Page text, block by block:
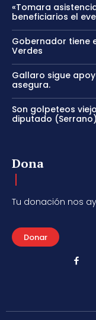
«Tomara
beneficiarios el
Gobernador tiene
Verdes
Gallaro sigue
asegura.
Son golpeteos
diputado
Dona
Tu donación nos
Donar